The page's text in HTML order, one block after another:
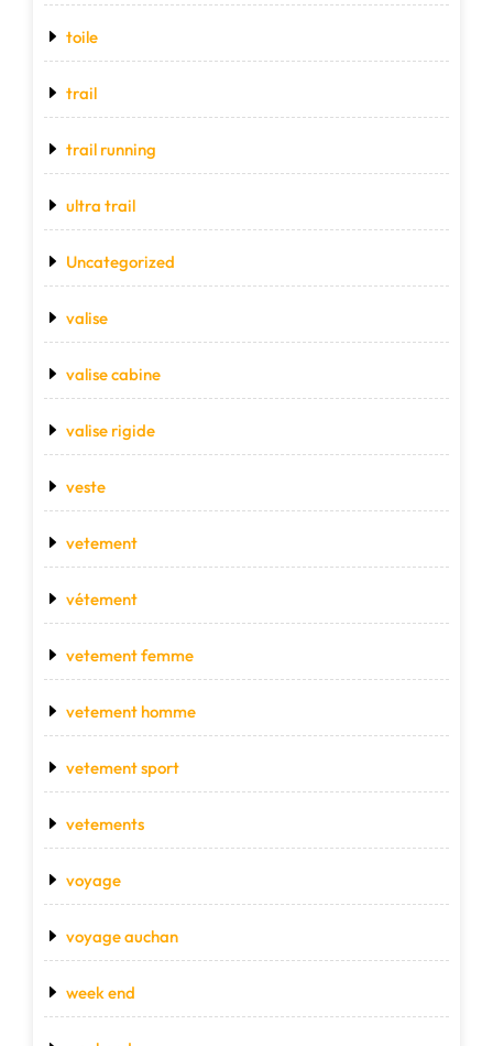
toile
trail
trail running
ultra trail
Uncategorized
valise
valise cabine
valise rigide
veste
vetement
vétement
vetement femme
vetement homme
vetement sport
vetements
voyage
voyage auchan
week end